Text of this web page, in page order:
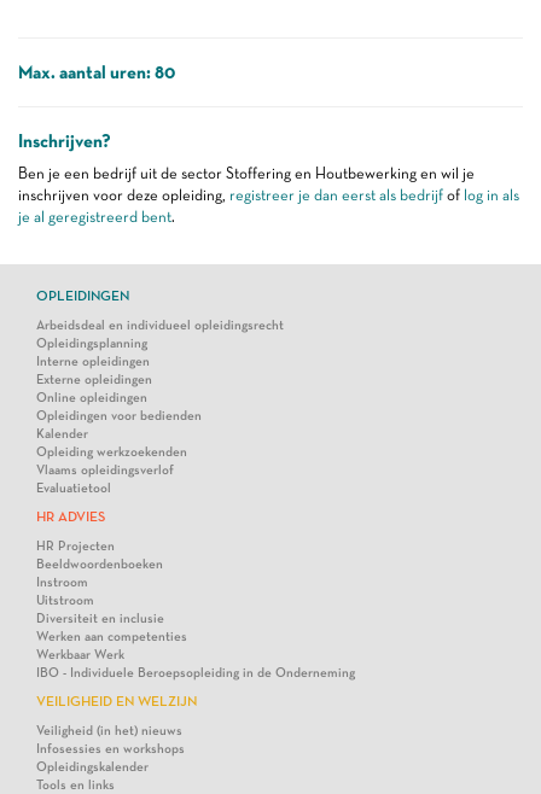
Max. aantal uren: 80
Inschrijven?
Ben je een bedrijf uit de sector Stoffering en Houtbewerking en wil je
inschrijven voor deze opleiding, registreer je dan eerst als bedrijf of log in als
je al geregistreerd bent.
OPLEIDINGEN
Arbeidsdeal en individueel opleidingsrecht
Opleidingsplanning
Interne opleidingen
Externe opleidingen
Online opleidingen
Opleidingen voor bedienden
Kalender
Opleiding werkzoekenden
Vlaams opleidingsverlof
Evaluatietool
HR ADVIES
HR Projecten
Beeldwoordenboeken
Instroom
Uitstroom
Diversiteit en inclusie
Werken aan competenties
Werkbaar Werk
IBO - Individuele Beroepsopleiding in de Onderneming
VEILIGHEID EN WELZIJN
Veiligheid (in het) nieuws
Infosessies en workshops
Opleidingskalender
Tools en links